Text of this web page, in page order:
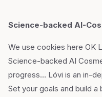
Science-backed AI-
We use cookies here OK
Science-backed AI
progress… Lóvi is an in-
Set your goals and build